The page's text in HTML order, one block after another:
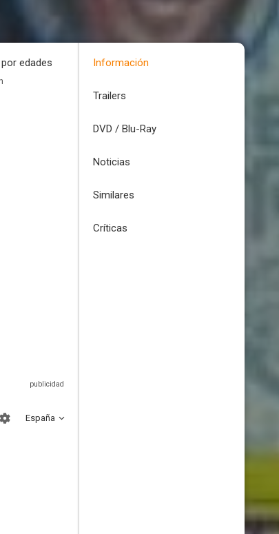
edades
España
Información
Trailers
DVD / Blu-Ray
Noticias
Similares
Críticas